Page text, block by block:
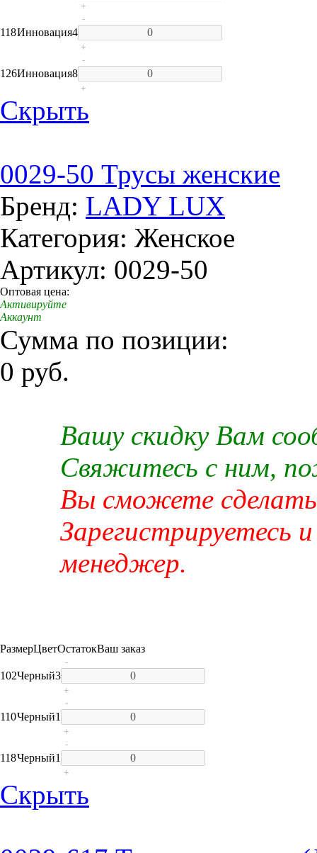
+
118Инновация4
-
+
126Инновация8
-
+
Скрыть
0029-50 Трусы женские
Бренд: LADY LUX
Категория: Женское
Артикул: 0029-50
Оптовая цена:
Активируйте
Аккаунт
Сумма по позиции:
0 руб.
Вашу скидку Вам
Свяжитесь с ним,
Вы сможете сделать
Зарегистрируетесь
менеджер.
РазмерЦветОстатокВаш заказ
102Черный3
-
+
110Черный1
-
+
118Черный1
-
+
Скрыть